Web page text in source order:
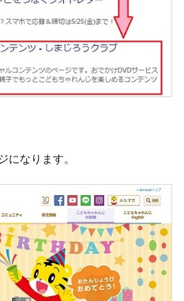
になります。